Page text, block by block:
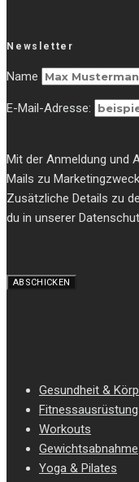
Newsletter
Name
E-Mail-Adresse:
Mit der Anmeldung und
Mails zu
Zusätzliche Details zu
du in unserer
Gesundheit &
Fitnessausrüstung
Workouts
Gewichtsabnahme
Yoga & Pilates